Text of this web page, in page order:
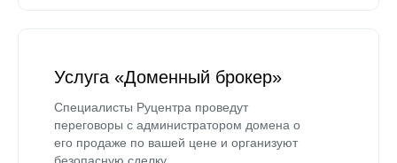
Услуга «Доменный брокер»
Специалисты Руцентра проведут
переговоры с администратором домена о
его продаже по вашей цене и организуют